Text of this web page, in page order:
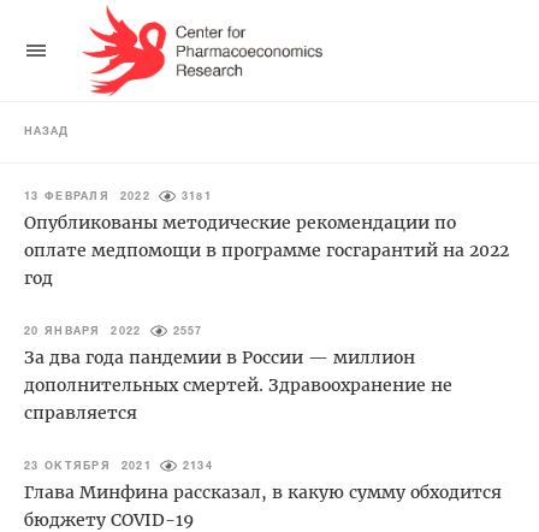
НАЗАД
13 ФЕВРАЛЯ 2022 3181
Опубликованы методические рекомендации по
оплате медпомощи в программе госгарантий на 2022
год
20 ЯНВАРЯ 2022 2557
За два года пандемии в России — миллион
дополнительных смертей. Здравоохранение не
справляется
23 ОКТЯБРЯ 2021 2134
Глава Минфина рассказал, в какую сумму обходится
бюджету COVID-19